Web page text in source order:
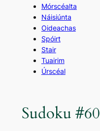
Mórscéalta
Náisiúnta
Oideachas
Spóirt
Stair
Tuairim
Úrscéal
Sudoku #60